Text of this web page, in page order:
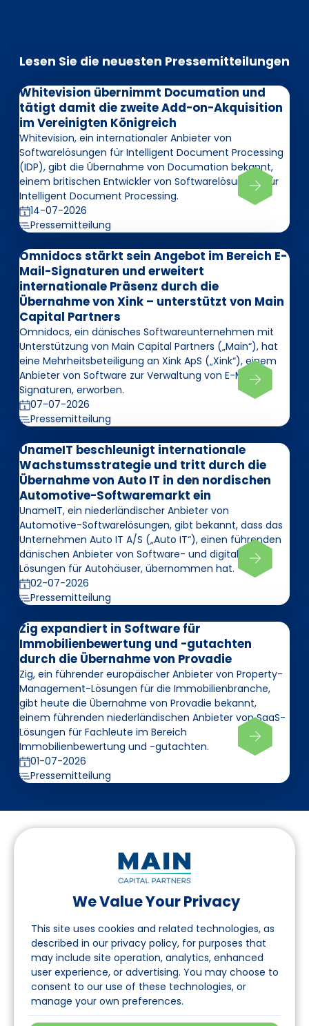
We Value Your Privacy
This site uses cookies and related technologies, as
described in our privacy policy, for purposes that
may include site operation, analytics, enhanced
user experience, or advertising. You may choose to
consent to our use of these technologies, or
manage your own preferences.
Lesen Sie die neuesten Pressemitteilungen
Whitevision übernimmt Documation und
tätigt damit die zweite Add-on-Akquisition
im Vereinigten Königreich
Whitevision, ein internationaler Anbieter von
Softwarelösungen für Intelligent Document Processing
(IDP), gibt die Übernahme von Documation bekannt,
einem britischen Entwickler von Softwarelösungen für
Intelligent Document Processing.
14-07-2026
Pressemitteilung
Omnidocs stärkt sein Angebot im Bereich E-
Mail-Signaturen und erweitert
internationale Präsenz durch die
Übernahme von Xink – unterstützt von Main
Capital Partners
Omnidocs, ein dänisches Softwareunternehmen mit
Unterstützung von Main Capital Partners („Main“), hat
eine Mehrheitsbeteiligung an Xink ApS („Xink“), einem
Anbieter von Software zur Verwaltung von E-Mail-
Signaturen, erworben.
07-07-2026
Pressemitteilung
UnameIT beschleunigt internationale
Wachstumsstrategie und tritt durch die
Übernahme von Auto IT in den nordischen
Automotive-Softwaremarkt ein
UnameIT, ein niederländischer Anbieter von
Automotive-Softwarelösungen, gibt bekannt, dass das
Unternehmen Auto IT A/S („Auto IT“), einen führenden
dänischen Anbieter von Software- und digitalen
Lösungen für Autohäuser, übernommen hat.
02-07-2026
Pressemitteilung
Zig expandiert in Software für
Immobilienbewertung und -gutachten
durch die Übernahme von Provadie
Zig, ein führender europäischer Anbieter von Property-
Management-Lösungen für die Immobilienbranche,
gibt heute die Übernahme von Provadie bekannt,
einem führenden niederländischen Anbieter von SaaS-
Lösungen für Fachleute im Bereich
Immobilienbewertung und -gutachten.
01-07-2026
Pressemitteilung
Folgen Sie uns auf LinkedIn
Seite
Über uns